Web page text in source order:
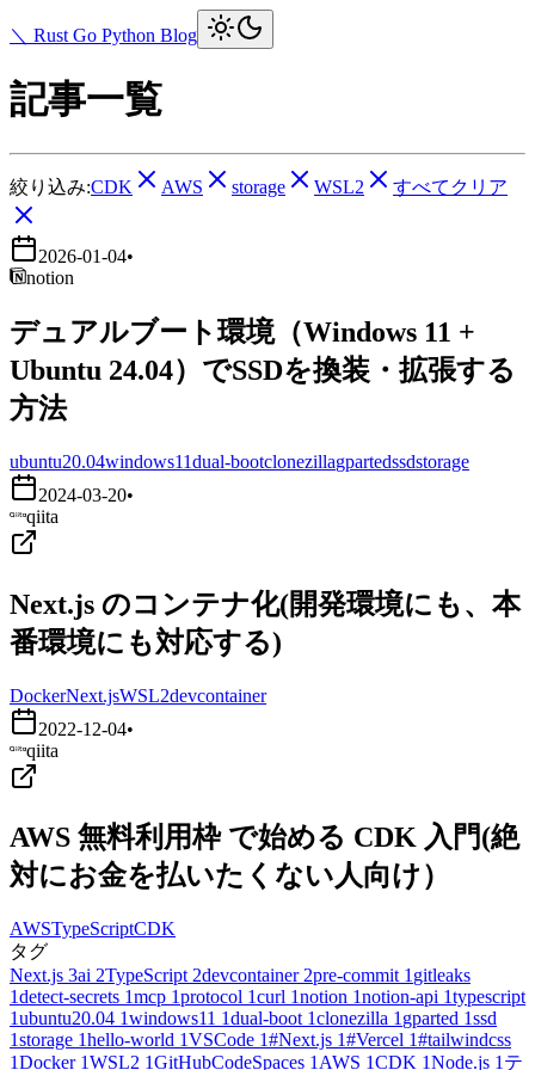
＼ Rust Go Python Blog
記事一覧
絞り込み:CDK AWS storage WSL2 すべてクリア
2026-01-04•
notion
デュアルブート環境（Windows 11 +
Ubuntu 24.04）でSSDを換装・拡張する
方法
ubuntu20.04windows11dual-bootclonezillagpartedssdstorage
2024-03-20•
qiita
Next.js のコンテナ化(開発環境にも、本
番環境にも対応する)
DockerNext.jsWSL2devcontainer
2022-12-04•
qiita
AWS 無料利用枠 で始める CDK 入門(絶
対にお金を払いたくない人向け）
AWSTypeScriptCDK
タグ
Next.js 3ai 2TypeScript 2devcontainer 2pre-commit 1 gitleaks
1detect-secrets 1mcp 1protocol 1curl 1notion 1notion-api 1typescript
1ubuntu20.04 1windows11 1dual-boot 1clonezilla 1 gparted 1ssd
1storage 1hello-world 1VSCode 1#Next.js 1#Vercel 1#tailwindcss
1Docker 1WSL2 1GitHubCodeSpaces 1 AWS 1CDK 1Node.js 1 テ